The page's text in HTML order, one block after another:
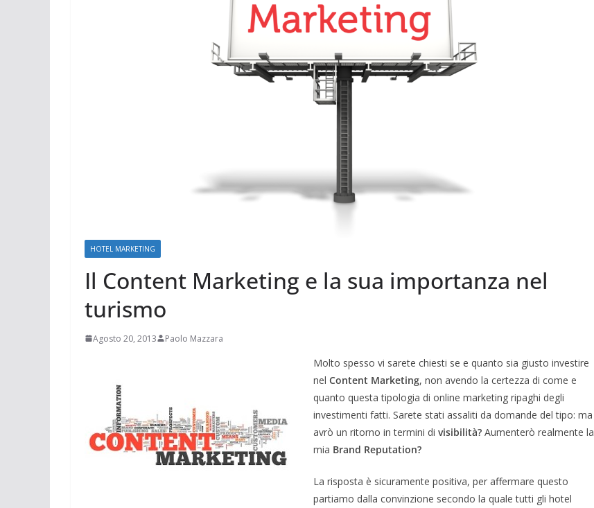
HOTEL MARKETING
Il Content Marketing e la sua importanza nel
turismo
Agosto 20, 2013 Paolo Mazzara
Molto spesso vi sarete chiesti se e quanto sia giusto investire
nel Content Marketing, non avendo la certezza di come e
quanto questa tipologia di online marketing ripaghi degli
investimenti fatti. Sarete stati assaliti da domande del tipo: ma
avrò un ritorno in termini di visibilità? Aumenterò realmente la
mia Brand Reputation?
La risposta è sicuramente positiva, per affermare questo
partiamo dalla convinzione secondo la quale tutti gli hotel